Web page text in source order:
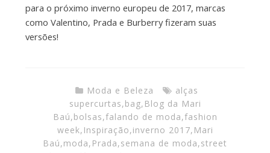
para o próximo inverno europeu de 2017, marcas
como Valentino, Prada e Burberry fizeram suas
versões!
Moda e Beleza
alças
supercurtas,bag, Blog da Mari
Baú,bolsas,falando de moda,fashion
week, Inspiração,inverno 2017, Mari
Baú,moda, Prada,semana de moda,street